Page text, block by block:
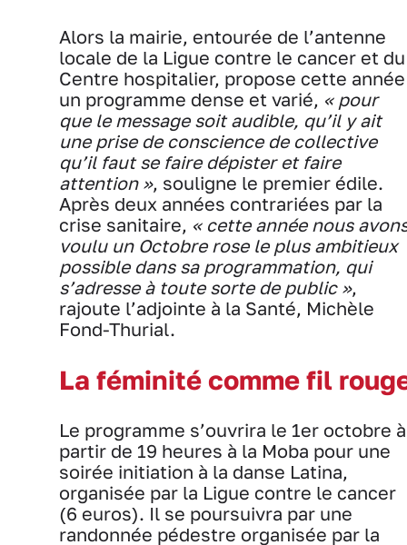
Alors la mairie, entourée de l’antenne
locale de la Ligue contre le cancer et du
Centre hospitalier, propose cette année
un programme dense et varié, « pour
que le message soit audible, qu’il y ait
une prise de conscience de collective
qu’il faut se faire dépister et faire
attention », souligne le premier édile.
Après deux années contrariées par la
crise sanitaire, « cette année nous
voulu un Octobre rose le plus ambitieux
possible dans sa programmation, qui
s’adresse à toute sorte de public »,
rajoute l’adjointe à la Santé, Michèle
Fond-Thurial.
La féminité comme fil
Le programme s’ouvrira le 1er octobre à
partir de 19 heures à la Moba pour une
soirée initiation à la danse Latina,
organisée par la Ligue contre le cancer
(6 euros). Il se poursuivra par une
randonnée pédestre organisée par la